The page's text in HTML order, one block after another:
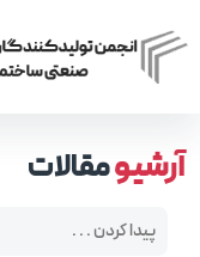
آرشیومقالات